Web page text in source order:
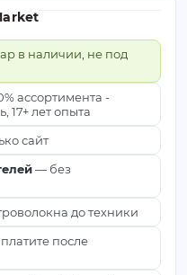
в наличии, не под
ассортимента -
17+ лет опыта
сайт
— без
до техники
после